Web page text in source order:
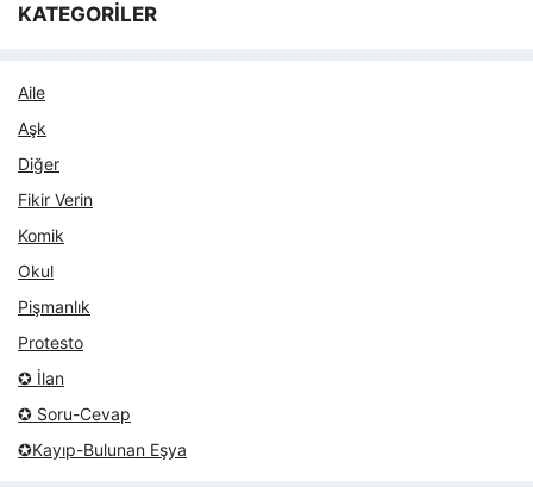
KATEGORİLER
Aile
Aşk
Diğer
Fikir Verin
Komik
Okul
Pişmanlık
Protesto
✪ İlan
✪ Soru-Cevap
✪Kayıp-Bulunan Eşya